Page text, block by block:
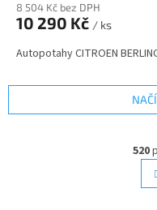
8 504 Kč bez DPH
10 290 Kč / ks
Autopotahy CITROEN
520